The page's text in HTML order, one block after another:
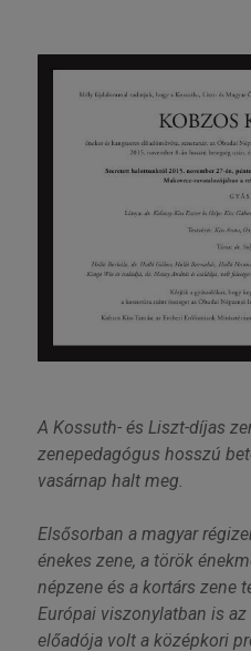
A Kossuth- és Liszt-díjas
zenepedagógus hosszú
vasárnap halt meg.
Elsősorban a magyar
énekes zene, a török
népzene és a kortárs zene
Európai viszonylatban is
előadója volt a középkori